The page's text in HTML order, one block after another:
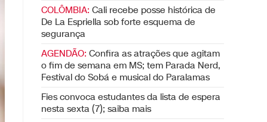
COLÔMBIA: Cali recebe posse histórica de
De La Espriella sob forte esquema de
segurança
AGENDÃO: Confira as atrações que agitam
o fim de semana em MS; tem Parada Nerd,
Festival do Sobá e musical do Paralamas
Fies convoca estudantes da lista de espera
nesta sexta (7); saiba mais